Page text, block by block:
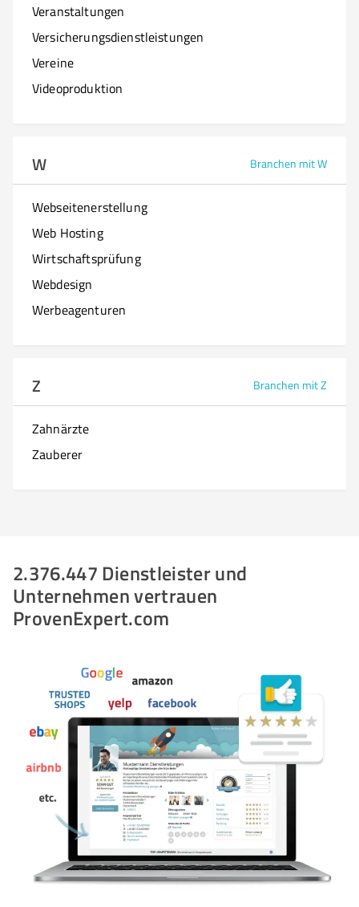
Veranstaltungen
Versicherungsdienstleistungen
Vereine
Videoproduktion
W Branchen mit W
Webseitenerstellung
Web Hosting
Wirtschaftsprüfung
Webdesign
Werbeagenturen
Z Branchen mit Z
Zahnärzte
Zauberer
2.376.447 Dienstleister und
Unternehmen vertrauen
ProvenExpert.com